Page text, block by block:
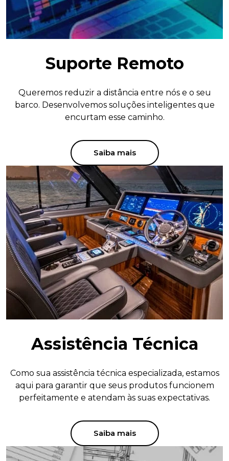
Suporte Remoto
Queremos reduzir a distância entre nós e o seu
barco. Desenvolvemos soluções inteligentes que
encurtam esse caminho.
Saiba mais
Assistência Técnica
Como sua assistência técnica especializada, estamos
aqui para garantir que seus produtos funcionem
perfeitamente e atendam às suas expectativas.
Saiba mais